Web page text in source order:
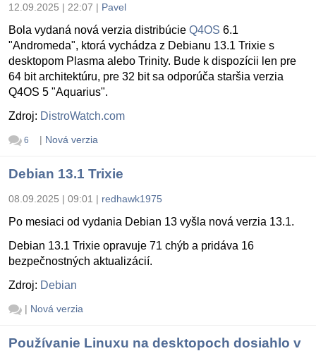
12.09.2025 | 22:07 | Pavel
Bola vydaná nová verzia distribúcie Q4OS 6.1
"Andromeda", ktorá vychádza z Debianu 13.1 Trixie s
desktopom Plasma alebo Trinity. Bude k dispozícii len pre
64 bit architektúru, pre 32 bit sa odporúča staršia verzia
Q4OS 5 "Aquarius".
Zdroj: DistroWatch.com
6 | Nová verzia
Debian 13.1 Trixie
08.09.2025 | 09:01 | redhawk1975
Po mesiaci od vydania Debian 13 vyšla nová verzia 13.1.
Debian 13.1 Trixie opravuje 71 chýb a pridáva 16
bezpečnostných aktualizácií.
Zdroj: Debian
| Nová verzia
Používanie Linuxu na desktopoch dosiahlo v